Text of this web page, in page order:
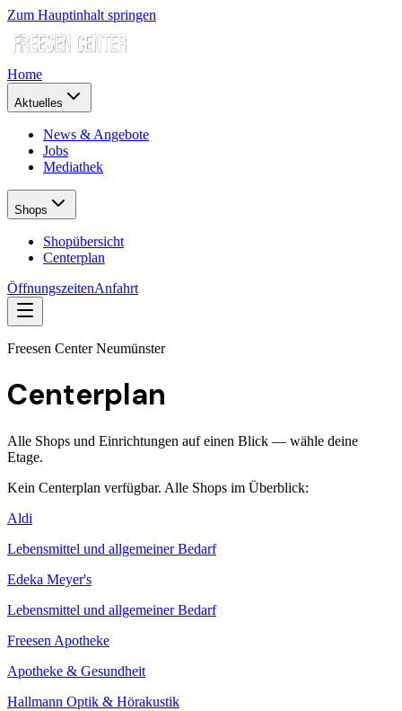
Zum Hauptinhalt springen
Home
Aktuelles
News & Angebote
Jobs
Mediathek
Shops
Shopübersicht
Centerplan
ÖffnungszeitenAnfahrt
Freesen Center Neumünster
Centerplan
Alle Shops und Einrichtungen auf einen Blick — wähle deine
Etage.
Kein Centerplan verfügbar. Alle Shops im Überblick:
Aldi
Lebensmittel und allgemeiner Bedarf
Edeka Meyer's
Lebensmittel und allgemeiner Bedarf
Freesen Apotheke
Apotheke & Gesundheit
Hallmann Optik & Hörakustik